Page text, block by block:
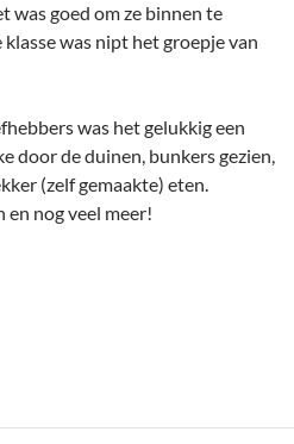
was goed om ze binnen te
was nipt het groepje van
was het gelukkig een
door de duinen, bunkers gezien,
(zelf gemaakte) eten.
nog veel meer!